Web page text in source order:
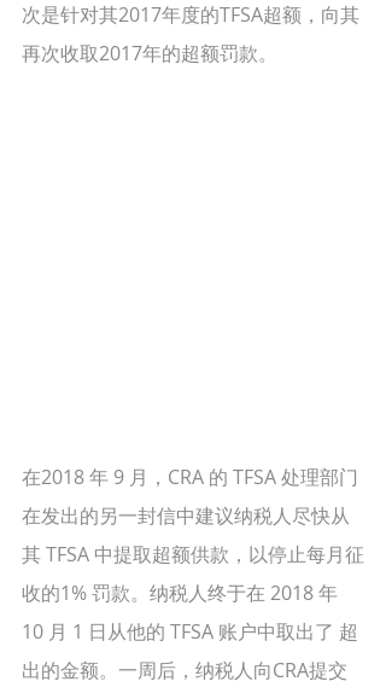
次是针对其2017年度的TFSA超额，向其
再次收取2017年的超额罚款。
在2018 年 9 月，CRA 的 TFSA 处理部门
在发出的另一封信中建议纳税人尽快从
其 TFSA 中提取超额供款，以停止每月征
收的1% 罚款。纳税人终于在 2018 年
10 月 1 日从他的 TFSA 账户中取出了 超
出的金额。一周后，纳税人向CRA提交